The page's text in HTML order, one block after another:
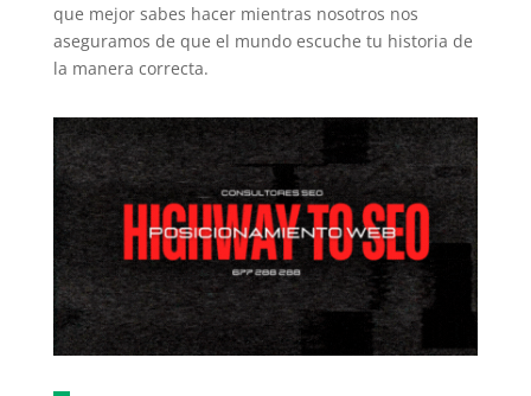
que mejor sabes hacer mientras nosotros nos
aseguramos de que el mundo escuche tu historia de
la manera correcta.